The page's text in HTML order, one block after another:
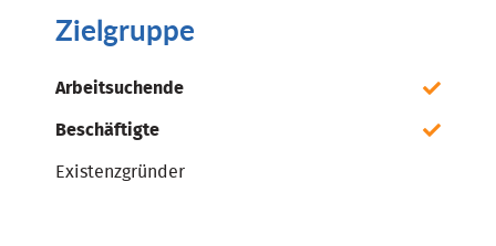
Zielgruppe
Arbeitsuchende
Beschäftigte
Existenzgründer